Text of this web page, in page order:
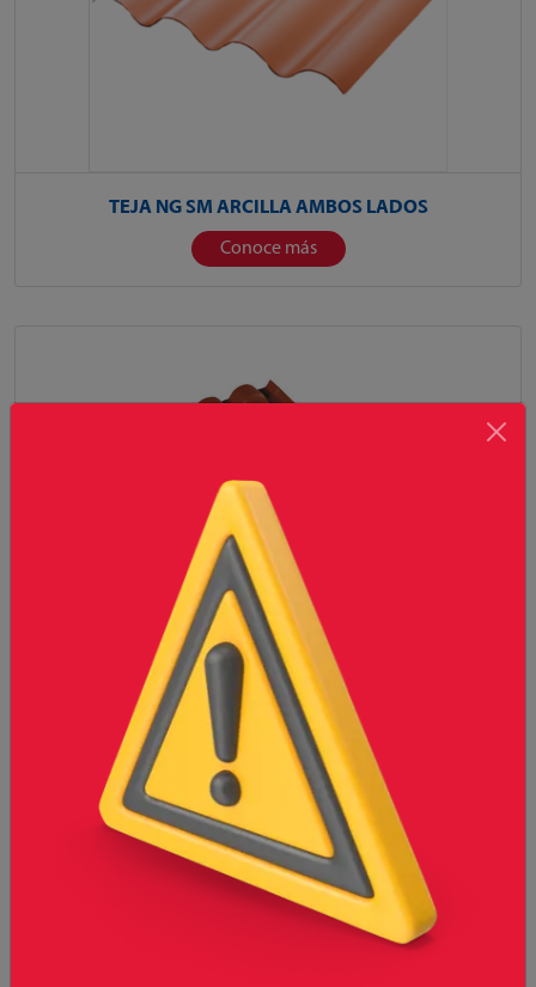
TEJA NG SM ARCILLA AMBOS LADOS
Conoce más
TEJA NG SM TERRACOTA AMBOS LADOS
Conoce más